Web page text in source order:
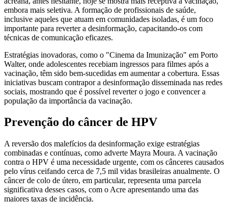
embora mais seletiva. A formação de profissionais de saúde,
inclusive aqueles que atuam em comunidades isoladas, é um foco
importante para reverter a desinformação, capacitando-os com
técnicas de comunicação eficazes.
Estratégias inovadoras, como o "Cinema da Imunização" em Porto
Walter, onde adolescentes recebiam ingressos para filmes após a
vacinação, têm sido bem-sucedidas em aumentar a cobertura. Essas
iniciativas buscam contrapor a desinformação disseminada nas redes
sociais, mostrando que é possível reverter o jogo e convencer a
população da importância da vacinação.
Prevenção do câncer de HPV
A reversão dos malefícios da desinformação exige estratégias
combinadas e contínuas, como adverte Mayra Moura. A vacinação
contra o HPV é uma necessidade urgente, com os cânceres causados
pelo vírus ceifando cerca de 7,5 mil vidas brasileiras anualmente. O
câncer de colo de útero, em particular, representa uma parcela
significativa desses casos, com o Acre apresentando uma das
maiores taxas de incidência.